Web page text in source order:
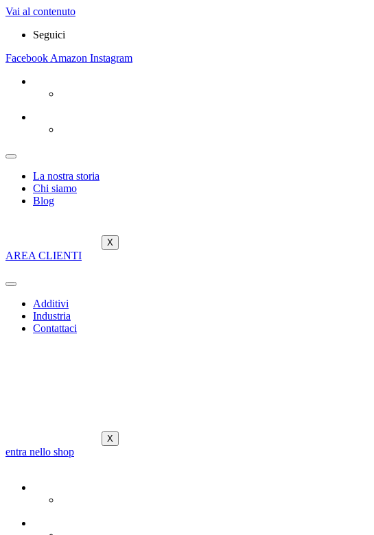
Vai al contenuto
Seguici
Facebook Amazon Instagram
La nostra storia
Chi siamo
Blog
X
AREA CLIENTI
Additivi
Industria
Contattaci
X
entra nello shop